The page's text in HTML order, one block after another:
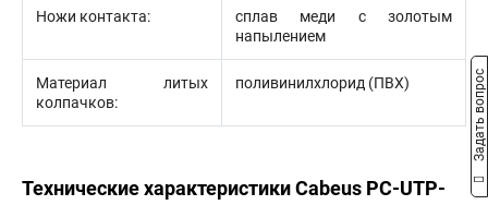
Ножи контакта:
сплав меди с золотым
напылением
Материал литых
колпачков:
поливинилхлорид (ПВХ)
Технические характеристики Cabeus PC-UTP-
Задать вопрос